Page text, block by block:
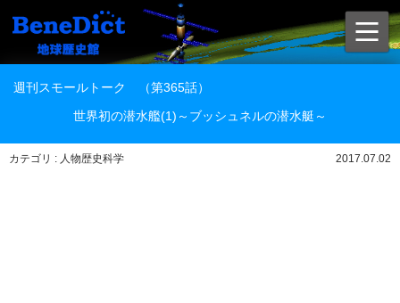
週刊スモールトーク （第365話）
世界初の潜水艦(1)～ブッシュネルの潜水艇～
カテゴリ : 人物歴史科学 2017.07.02